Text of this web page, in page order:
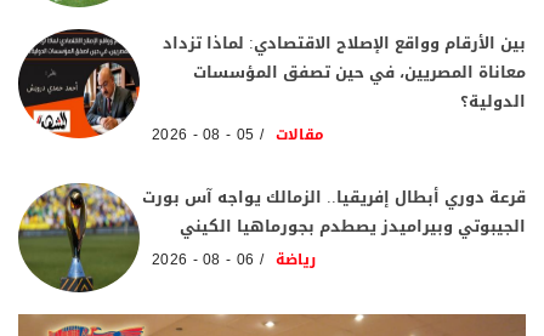
بين الأرقام وواقع الإصلاح الاقتصادي: لماذا تزداد
معاناة المصريين، في حين تصفق المؤسسات
الدولية؟
مقالات 05 - 08 - 2026
قرعة دوري أبطال إفريقيا.. الزمالك يواجه آس بورت
الجيبوتي وبيراميدز يصطدم بجورماهيا الكيني
رياضة 06 - 08 - 2026